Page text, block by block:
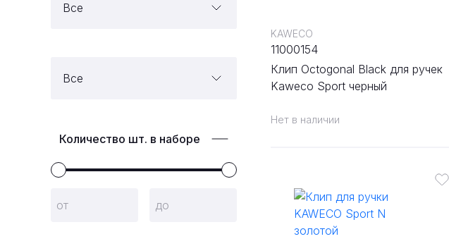
Все
Все
Количество шт. в наборе
Нет в наличии
Клип Octogonal Black для ручек
Kaweco Sport черный
KAWECO
11000154